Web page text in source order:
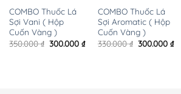
COMBO Thuốc Lá
Sợi Vani ( Hộp
Cuốn Vàng )
350.000₫ Giá
gốc
300.000 ₫Giá
COMBO Thuốc Lá
Sợi Aromatic ( Hộp
Cuốn Vàng )
330.000₫ Giá
gốc
300.000 ₫Giá